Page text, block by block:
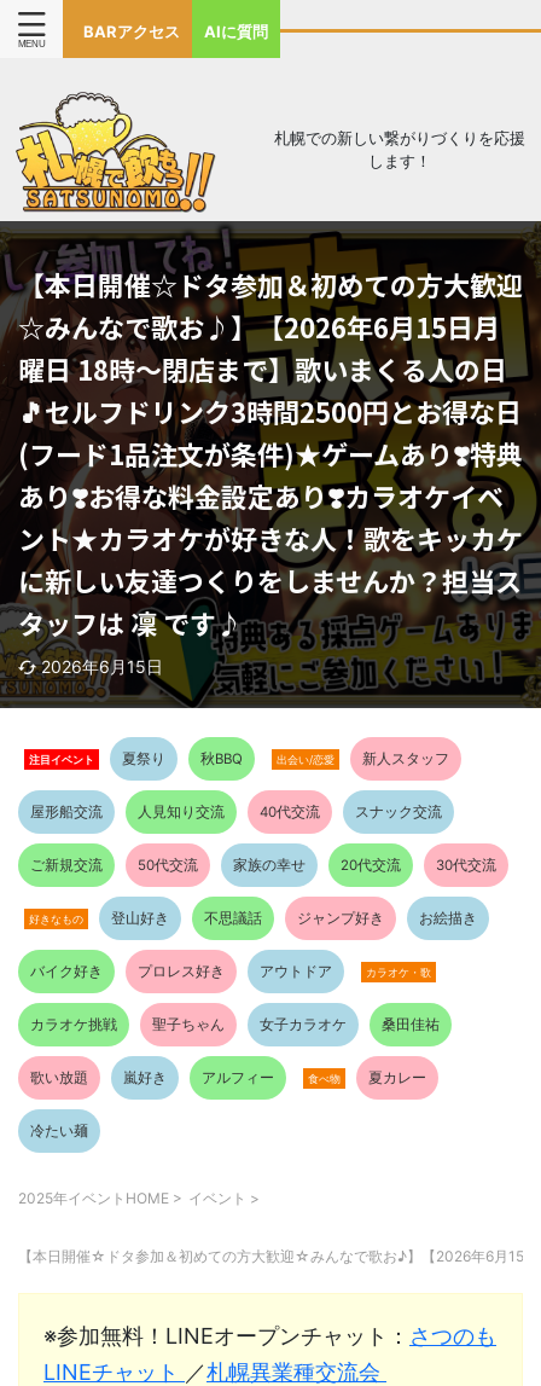
BARアクセス AIに質問
札幌での新しい繋がりづくりを応援
します！
【本日開催☆ドタ参加＆初めての方大歓迎
☆みんなで歌お♪】【2026年6月15日月
曜日 18時～閉店まで】歌いまくる人の日
🎵セルフドリンク3時間2500円とお得な日
(フード1品注文が条件)★ゲームあり❣️特典
あり❣️お得な料金設定あり❣️カラオケイベ
ント★カラオケが好きな人！歌をキッカケ
に新しい友達つくりをしませんか？担当ス
タッフは 凜 です♪
2026年6月15日
注目イベント 夏祭り 秋BBQ 出会い/恋愛 新人スタッフ
屋形船交流 人見知り交流 40代交流 スナック交流
ご新規交流 50代交流 家族の幸せ 20代交流 30代交流
好きなもの 登山好き 不思議話 ジャンプ好き お絵描き
バイク好き プロレス好き アウトドア カラオケ・歌
カラオケ挑戦 聖子ちゃん 女子カラオケ 桑田佳祐
歌い放題 嵐好き アルフィー 食べ物 夏カレー
冷たい麺
2025年イベントHOME > イベント >
【本日開催☆ドタ参加＆初めての方大歓迎☆みんなで歌お♪】【2026年6月15
※参加無料！LINEオープンチャット： さつのも
LINEチャット ／札幌異業種交流会